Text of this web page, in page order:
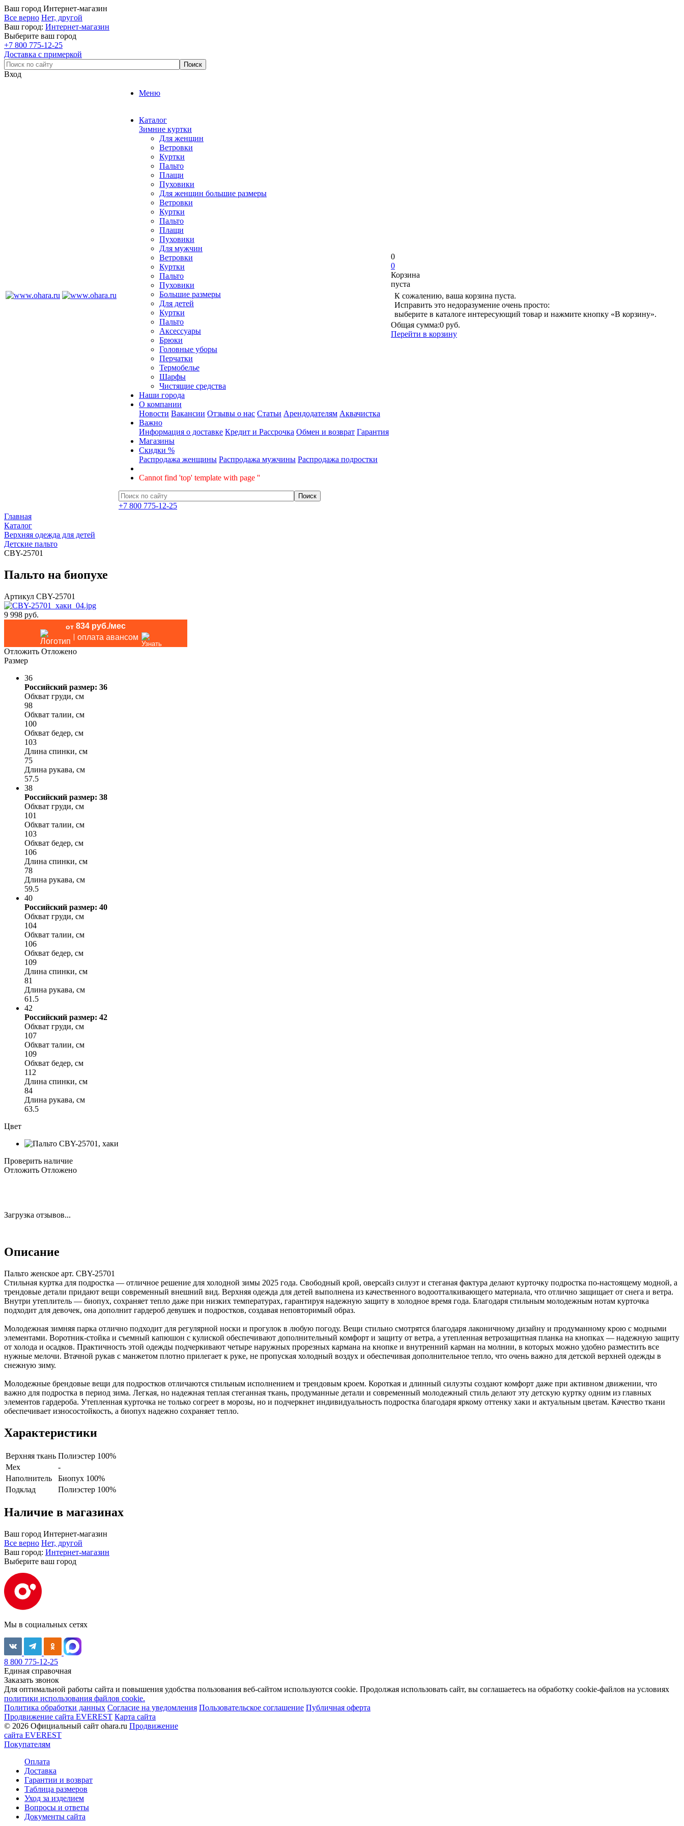
Ваш город Интернет-магазин
Все верно Нет, другой
Ваш город: Интернет-магазин
Выберите ваш город
+7 800 775-12-25
Доставка с примеркой
Вход
Меню
Каталог
Зимние куртки
Для женщин
Ветровки
Куртки
Пальто
Плащи
Пуховики
Для женщин большие размеры
Ветровки
Куртки
Пальто
Плащи
Пуховики
Для мужчин
Ветровки
Куртки
Пальто
Пуховики
Большие размеры
Для детей
Куртки
Пальто
Аксессуары
Брюки
Головные уборы
Перчатки
Термобелье
Шарфы
Чистящие средства
Наши города
О компании
Новости Вакансии Отзывы о нас Статьи Арендодателям Аквачистка
Важно
Информация о доставке Кредит и Рассрочка Обмен и возврат Гарантия
Магазины
Скидки %
Распродажа женщины Распродажа мужчины Распродажа подростки
Cannot find 'top' template with page ''
+7 800 775-12-25
0
0
Корзина
пуста
К сожалению, ваша корзина пуста.
Исправить это недоразумение очень просто:
выберите в каталоге интересующий товар и нажмите кнопку «В корзину».
Общая сумма:0 руб.
Перейти в корзину
Главная
Каталог
Верхняя одежда для детей
Детские пальто
CBY-25701
Пальто на биопухе
Артикул CBY-25701
9 998 руб.
от 834 руб./мес
оплата авансом
Отложить Отложено
Размер
36
Российский размер: 36
Обхват груди, см
98
Обхват талии, см
100
Обхват бедер, см
103
Длина спинки, см
75
Длина рукава, см
57.5
38
Российский размер: 38
Обхват груди, см
101
Обхват талии, см
103
Обхват бедер, см
106
Длина спинки, см
78
Длина рукава, см
59.5
40
Российский размер: 40
Обхват груди, см
104
Обхват талии, см
106
Обхват бедер, см
109
Длина спинки, см
81
Длина рукава, см
61.5
42
Российский размер: 42
Обхват груди, см
107
Обхват талии, см
109
Обхват бедер, см
112
Длина спинки, см
84
Длина рукава, см
63.5
Цвет
Проверить наличие
Отложить Отложено
Загрузка отзывов...
Описание
Пальто женское арт. CBY-25701
Стильная куртка для подростка — отличное решение для холодной зимы 2025 года. Свободный крой, оверсайз силуэт и стеганая фактура делают курточку подростка по‑настоящему модной, а
трендовые детали придают вещи современный внешний вид. Верхняя одежда для детей выполнена из качественного водоотталкивающего материала, что отлично защищает от снега и ветра.
Внутри утеплитель — биопух, сохраняет тепло даже при низких температурах, гарантируя надежную защиту в холодное время года. Благодаря стильным молодежным нотам курточка
подходит для девочек, она дополнит гардероб девушек и подростков, создавая неповторимый образ.
Молодежная зимняя парка отлично подходит для регулярной носки и прогулок в любую погоду. Вещи стильно смотрятся благодаря лаконичному дизайну и продуманному крою с модными
элементами. Воротник-стойка и съемный капюшон с кулиской обеспечивают дополнительный комфорт и защиту от ветра, а утепленная ветрозащитная планка на кнопках — надежную защиту
от холода и осадков. Практичность этой одежды подчеркивают четыре наружных прорезных кармана на кнопке и внутренний карман на молнии, в которых можно удобно разместить все
нужные мелочи. Втачной рукав с манжетом плотно прилегает к руке, не пропуская холодный воздух и обеспечивая дополнительное тепло, что очень важно для детской верхней одежды в
снежную зиму.
Молодежные брендовые вещи для подростков отличаются стильным исполнением и трендовым кроем. Короткая и длинный силуэты создают комфорт даже при активном движении, что
важно для подростка в период зима. Легкая, но надежная теплая стеганная ткань, продуманные детали и современный молодежный стиль делают эту детскую куртку одним из главных
элементов гардероба. Утепленная курточка не только согреет в морозы, но и подчеркнет индивидуальность подростка благодаря яркому оттенку хаки и актуальным цветам. Качество ткани
обеспечивает износостойкость, а биопух надежно сохраняет тепло.
Характеристики
Верхняя ткань Полиэстер 100%
Мех
-
Наполнитель
Биопух 100%
Подклад
Полиэстер 100%
Наличие в магазинах
Ваш город Интернет-магазин
Все верно Нет, другой
Ваш город: Интернет-магазин
Выберите ваш город
Мы в социальных сетях
8 800 775-12-25
Единая справочная
Заказать звонок
Для оптимальной работы сайта и повышения удобства пользования веб-сайтом используются cookie. Продолжая использовать сайт, вы соглашаетесь на обработку cookie-файлов на условиях
политики использования файлов cookie.
Политика обработки данных Согласие на уведомления Пользовательское соглашение Публичная оферта
Продвижение сайта EVEREST Карта сайта
© 2026 Официальный сайт ohara.ru Продвижение
сайта EVEREST
Покупателям
Оплата
Доставка
Гарантии и возврат
Таблица размеров
Уход за изделием
Вопросы и ответы
Документы сайта